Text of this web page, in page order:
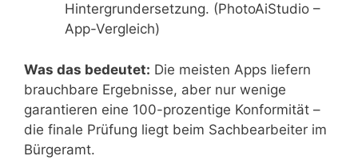
Hintergrundersetzung. (PhotoAiStudio –
App-Vergleich)
Was das bedeutet: Die meisten Apps liefern
brauchbare Ergebnisse, aber nur wenige
garantieren eine 100-prozentige Konformität –
die finale Prüfung liegt beim Sachbearbeiter im
Bürgeramt.